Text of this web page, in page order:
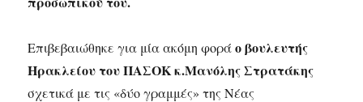
Επιβεβαιώθηκε για μία ακόμη φοράο βουλευτής
Ηρακλείου του ΠΑΣΟΚ κ.Μανόλης Στρατάκης
σχετικά με τις «δύο γραμμές» της Νέας